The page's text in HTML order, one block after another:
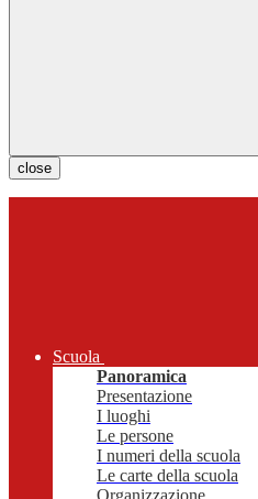
close
Scuola
Panoramica
Presentazione
I luoghi
Le persone
I numeri della scuola
Le carte della scuola